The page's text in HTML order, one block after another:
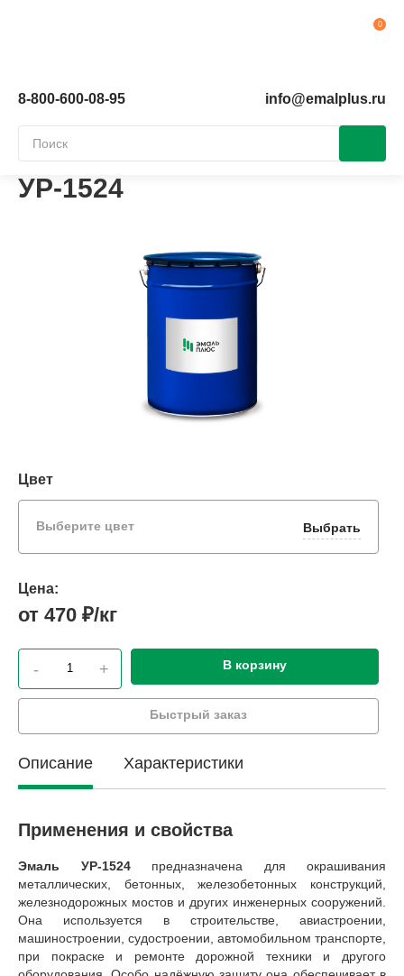
8-800-600-08-95 info@emalplus.ru
УР-1524
Цвет
Выберите цвет Выбрать
Цена:
от 470 ₽/кг
- + В корзину
Быстрый заказ
Описание Характеристики
Применения и свойства
Эмаль УР-1524предназначена для окрашивания
металлических, бетонных, железобетонных конструкций,
железнодорожных мостов и других инженерных сооружений.
Она используется в строительстве, авиастроении,
машиностроении, судостроении, автомобильном транспорте,
при покраске и ремонте дорожной техники и другого